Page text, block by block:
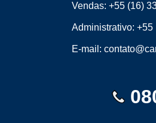
Vendas:+55 (16)
Administrativo:+55
E-mail: